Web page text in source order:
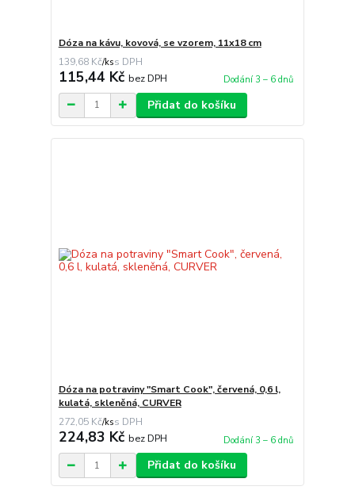
Dóza na kávu, kovová, se vzorem, 11x18 cm
139,68 Kč/ks
115,44 Kč bez DPH Dodání 3 – 6 dnů
Přidat do košíku
Dóza na potraviny "Smart Cook", červená, 0,6 l,
kulatá, skleněná, CURVER
272,05 Kč/ks
224,83 Kč bez DPH Dodání 3 – 6 dnů
Přidat do košíku